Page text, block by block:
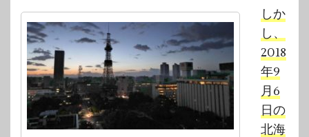
しか
し、
2018
年9
月6
日の
北海